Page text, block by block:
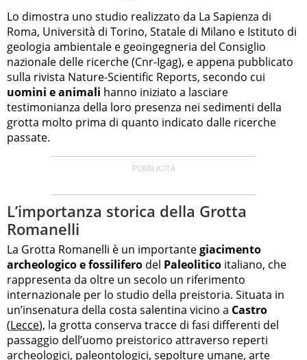
Lo dimostra uno studio realizzato da La Sapienza di
Roma, Università di Torino, Statale di Milano e Istituto di
geologia ambientale e geoingegneria del Consiglio
nazionale delle ricerche (Cnr-Igag), e appena pubblicato
sulla rivista Nature-Scientific Reports, secondo cui
uomini e animali hanno iniziato a lasciare
testimonianza della loro presenza nei sedimenti della
grotta molto prima di quanto indicato dalle ricerche
passate.
L’importanza storica della Grotta
Romanelli
La Grotta Romanelli è un importantegiacimento
archeologico e fossilifero del Paleolitico italiano, che
rappresenta da oltre un secolo un riferimento
internazionale per lo studio della preistoria. Situata in
un’insenatura della costa salentina vicino a Castro
(Lecce), la grotta conserva tracce di fasi differenti del
passaggio dell’uomo preistorico attraverso reperti
archeologici, paleontologici, sepolture umane, arte